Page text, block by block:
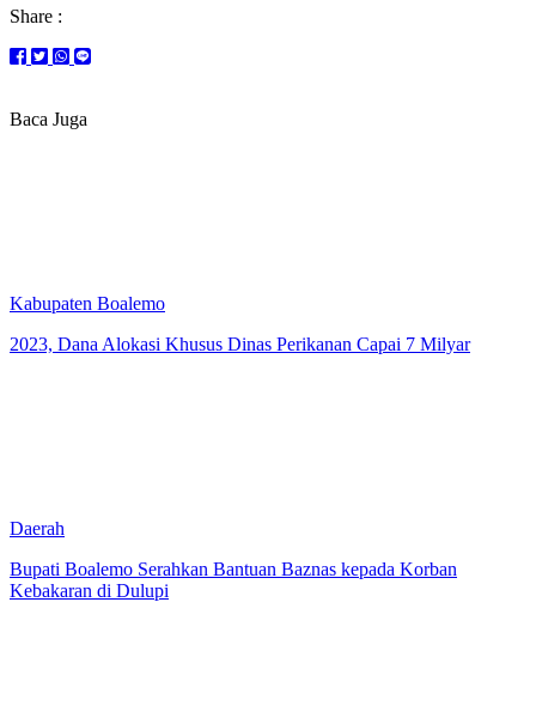
Share :
Baca Juga
Kabupaten Boalemo
2023, Dana Alokasi Khusus Dinas Perikanan Capai 7 Milyar
Daerah
Bupati Boalemo Serahkan Bantuan Baznas kepada Korban
Kebakaran di Dulupi